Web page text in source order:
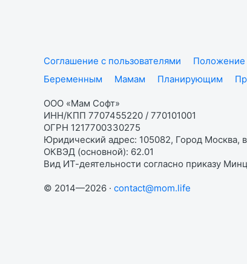
Соглашение с пользователями Положение
Беременным
Мамам Планирующим
ООО «Мам Софт»
ИНН/КПП 7707455220 / 770101001
ОГРН 1217700330275
Юридический адрес: 105082, Город Москва,
ОКВЭД (основной): 62.01
Вид ИТ-деятельности согласно приказу
© 2014—2026 · contact@mom.life